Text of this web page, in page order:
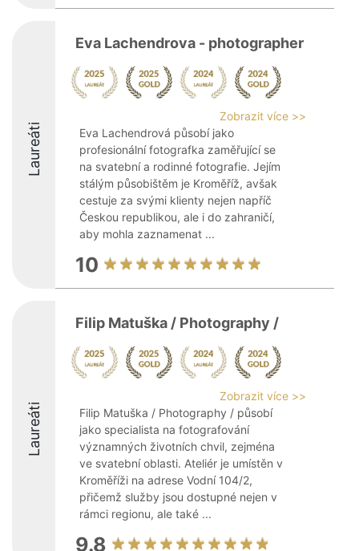
Laureáti
Eva Lachendrova - photographer
Zobrazit více >>
Eva Lachendrová působí jako
profesionální fotografka zaměřující se
na svatební a rodinné fotografie. Jejím
stálým působištěm je Kroměříž, avšak
cestuje za svými klienty nejen napříč
Českou republikou, ale i do zahraničí,
aby mohla zaznamenat ...
10
Laureáti
Filip Matuška / Photography /
Zobrazit více >>
Filip Matuška / Photography / působí
jako specialista na fotografování
významných životních chvil, zejména
ve svatební oblasti. Ateliér je umístěn v
Kroměříži na adrese Vodní 104/2,
přičemž služby jsou dostupné nejen v
rámci regionu, ale také ...
9.8